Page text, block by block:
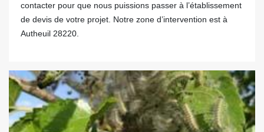
contacter pour que nous puissions passer à l’établissement
de devis de votre projet. Notre zone d’intervention est à
Autheuil 28220.